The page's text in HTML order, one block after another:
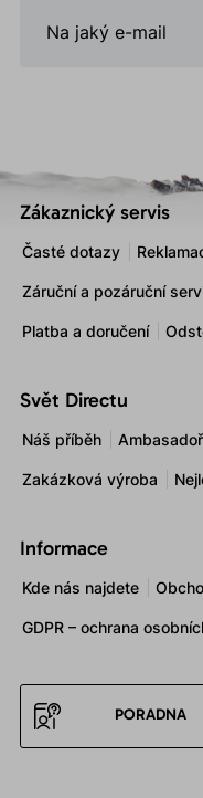
Zákaznický servis
Časté dotazy
Záruční a pozáruční
Platba a doručení
Svět Directu
Náš příběh
Zakázková výroba
Informace
Kde nás najdete
GDPR – ochrana
PORADNA